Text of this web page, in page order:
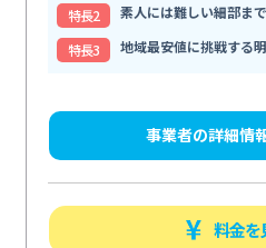
特⻑2
素人には難しい細部ま
特⻑3
地域最安値に挑戦する
事業者の詳細情
料金を